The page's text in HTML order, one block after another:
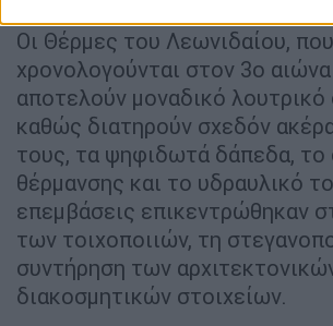
Οι Θέρμες του Λεωνιδαίου, που
χρονολογούνται στον 3ο
αποτελούν μοναδικό λουτρικό
καθώς διατηρούν σχεδόν
τους, τα ψηφιδωτά δάπεδα, το
θέρμανσης και το υδραυλικό
επεμβάσεις επικεντρώθηκαν
των τοιχοποιιών, τη
συντήρηση των
διακοσμητικών στοιχείων.